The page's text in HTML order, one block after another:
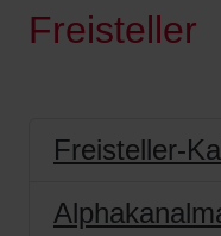
Freisteller
Freisteller-